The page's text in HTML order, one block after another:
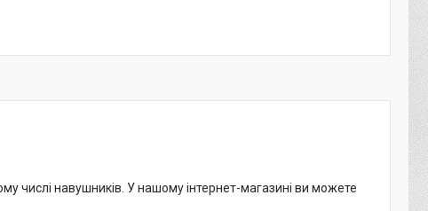
числі навушників. У нашому інтернет-магазині ви можете